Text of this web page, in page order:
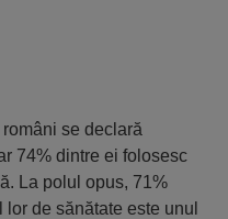
se declară
74% dintre ei folosesc
La polul opus, 71%
de sănătate este unul